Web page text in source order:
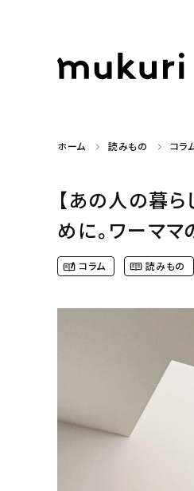
ホーム 読みもの コラ
【あの人の暮
めに。ワーマ
コラム 読みもの